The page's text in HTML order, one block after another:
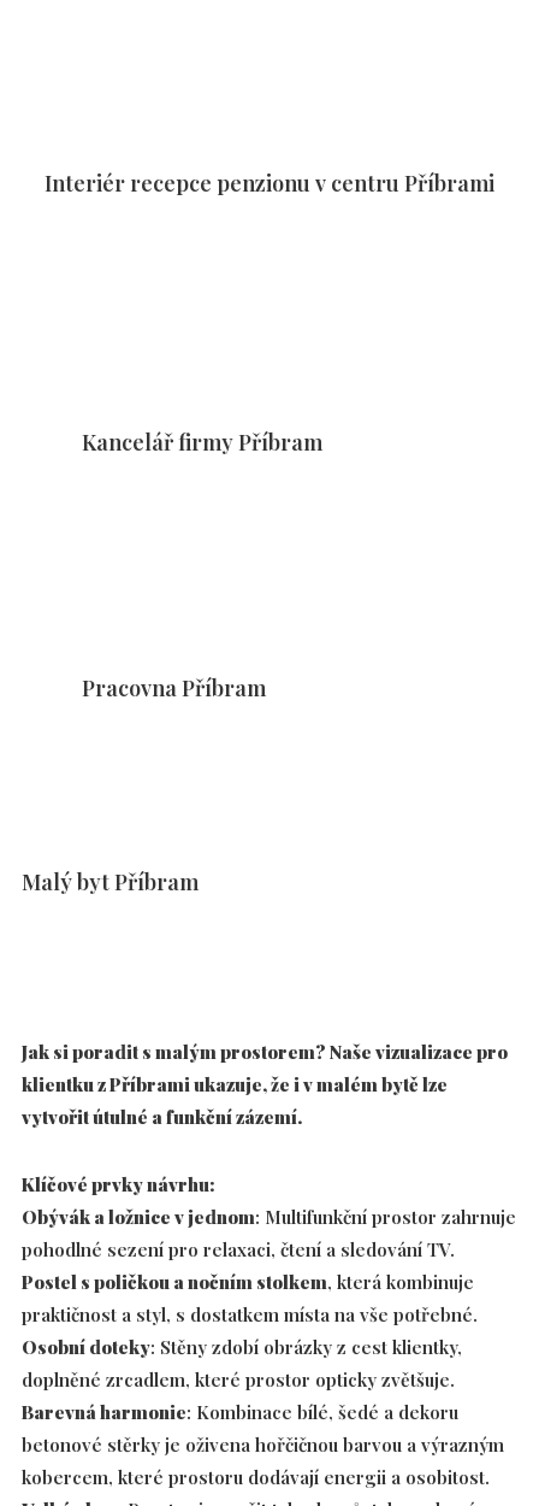
Interiér recepce penzionu v centru Příbrami
Kancelář firmy Příbram
Pracovna Příbram
Malý byt Příbram
Jak si poradit s malým prostorem? Naše vizualizace pro
klientku z Příbrami ukazuje, že i v malém bytě lze
vytvořit útulné a funkční zázemí.
Klíčové prvky návrhu:
Obývák a ložnice v jednom: Multifunkční prostor zahrnuje
pohodlné sezení pro relaxaci, čtení a sledování TV.
Postel s poličkou a nočním stolkem, která kombinuje
praktičnost a styl, s dostatkem místa na vše potřebné.
Osobní doteky: Stěny zdobí obrázky z cest klientky,
doplněné zrcadlem, které prostor opticky zvětšuje.
Barevná harmonie: Kombinace bílé, šedé a dekoru
betonové stěrky je oživena hořčičnou barvou a výrazným
kobercem, které prostoru dodávají energii a osobitost.